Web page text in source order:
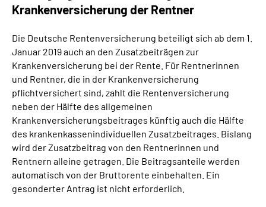
Krankenversicherung der Rentner
Die Deutsche Rentenversicherung beteiligt sich ab dem 1.
Januar 2019 auch an den Zusatzbeiträgen zur
Krankenversicherung bei der Rente. Für Rentnerinnen
und Rentner, die in der Krankenversicherung
pflichtversichert sind, zahlt die Rentenversicherung
neben der Hälfte des allgemeinen
Krankenversicherungsbeitrages künftig auch die Hälfte
des krankenkassenindividuellen Zusatzbeitrages. Bislang
wird der Zusatzbeitrag von den Rentnerinnen und
Rentnern alleine getragen. Die Beitragsanteile werden
automatisch von der Bruttorente einbehalten. Ein
gesonderter Antrag ist nicht erforderlich.